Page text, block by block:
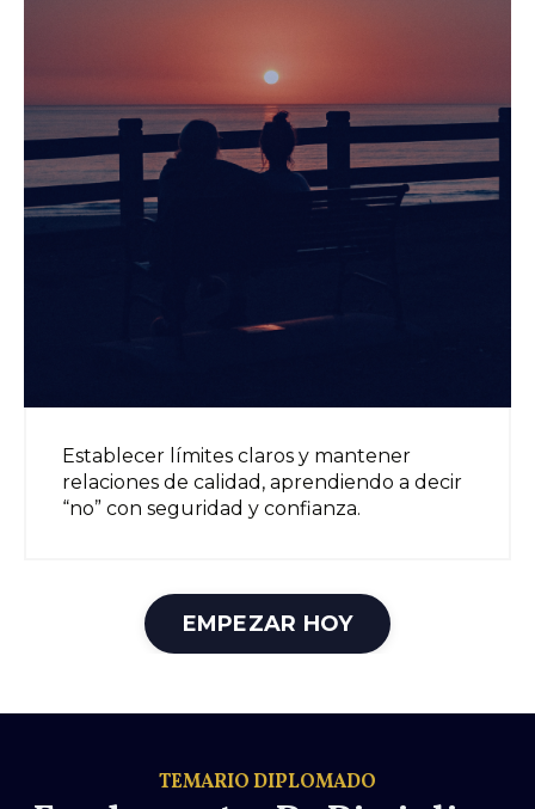
Establecer límites claros y mantener
relaciones de calidad, aprendiendo a decir
“no” con seguridad y confianza.
EMPEZAR HOY
TEMARIO DIPLOMADO